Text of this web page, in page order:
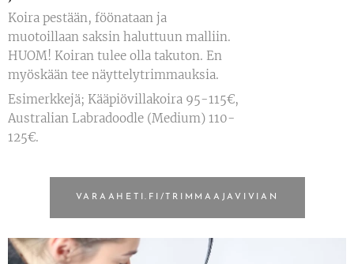
Koira pestään, föönataan ja
muotoillaan saksin haluttuun malliin.
HUOM! Koiran tulee olla takuton. En
myöskään tee näyttelytrimmauksia.
Esimerkkejä; Kääpiövillakoira 95-115€,
Australian Labradoodle (Medium) 110-
125€.
VARAAHETI.FI/TRIMMAAJAVIVIAN